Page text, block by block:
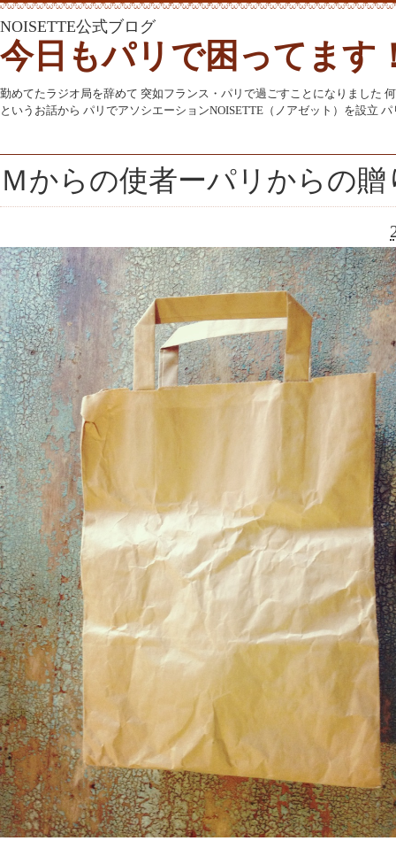
NOISETTE公式ブログ
今日もパリで困ってます
勤めてたラジオ局を辞めて 突如フランス・パリで過ごすことになりました
というお話から パリでアソシエーションNOISETTE（ノアゼット）を設立
Ｍからの使者ーパリからの贈